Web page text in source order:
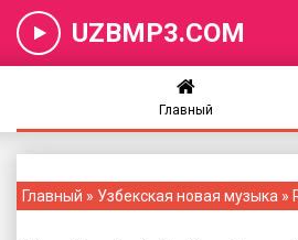
UZBMP3.COM
Главный
Главный » Узбекская новая музыка »